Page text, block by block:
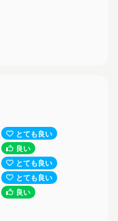
とても良い
良い
とても良い
とても良い
良い